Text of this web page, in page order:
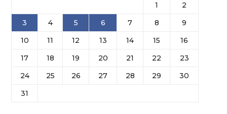
1
2
3
4 5 6 7 8
9
10
11 12 13 14 15
16
17
18 19 20 21 22
23
24
25 26 27 28 29
30
31